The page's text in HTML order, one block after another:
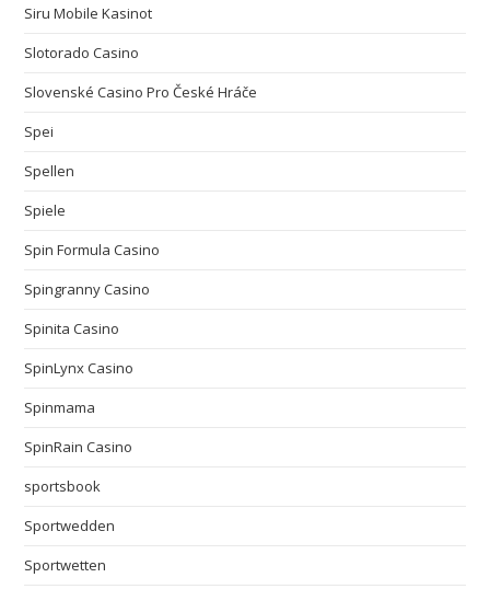
Siru Mobile Kasinot
Slotorado Casino
Slovenské Casino Pro České Hráče
Spei
Spellen
Spiele
Spin Formula Casino
Spingranny Casino
Spinita Casino
SpinLynx Casino
Spinmama
SpinRain Casino
sportsbook
Sportwedden
Sportwetten